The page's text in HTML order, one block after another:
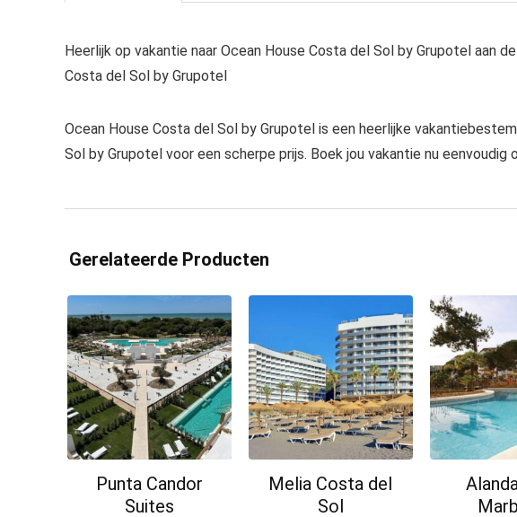
Heerlijk op vakantie naar Ocean House Costa del Sol by Grupotel aan
Costa del Sol by Grupotel
Ocean House Costa del Sol by Grupotel is een heerlijke
Sol by Grupotel voor een scherpe prijs. Boek jou vakantie nu
Gerelateerde Producten
Punta Candor
Suites
Melia Costa del
Sol